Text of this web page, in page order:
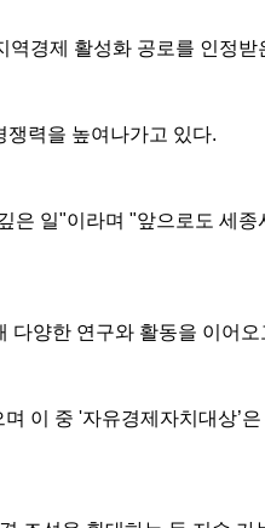
경제 활성화 공로를 인정받
력을 높여나가고 있다.
일"이라며 "앞으로도 세
다양한 연구와 활동을 이어오
이 중 '자유경제자치대상’